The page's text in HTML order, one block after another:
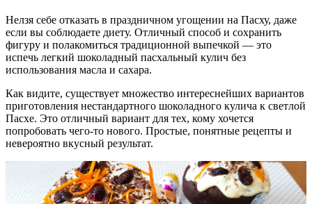
Нелзя себе отказать в праздничном угощении на Пасху, даже
если вы соблюдаете диету. Отличный способ и сохранить
фигуру и полакомиться традиционной выпечкой — это
испечь легкий шоколадный пасхальный кулич без
использования масла и сахара.
Как видите, существует множество интереснейших вариантов
приготовления нестандартного шоколадного кулича к светлой
Пасхе. Это отличный вариант для тех, кому хочется
попробовать чего-то нового. Простые, понятные рецепты и
невероятно вкусный результат.